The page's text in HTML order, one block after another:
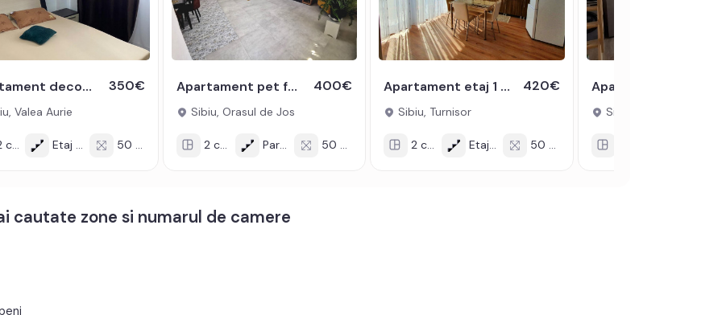
Apartament decomandat 2 camere 50 mpu si balcon 3 mp de inchiriat 350€
Valea Aurie
Etaj 4/8 50 mp
Apartament pet friendly cu 2 camere in zona Orasul de Jos din Sibiu 400€
Sibiu, Orasul de Jos
2 cam Parter 50 mp
Apartament etaj 1 cu 2 camere balcon lift parcare boxa Turnisor Sibiu 420€
Sibiu, Turnisor
2 cam Etaj 1/3 50 mp
Sibiu, Calea Cisnadiei -
cautate zone si numarul de camere